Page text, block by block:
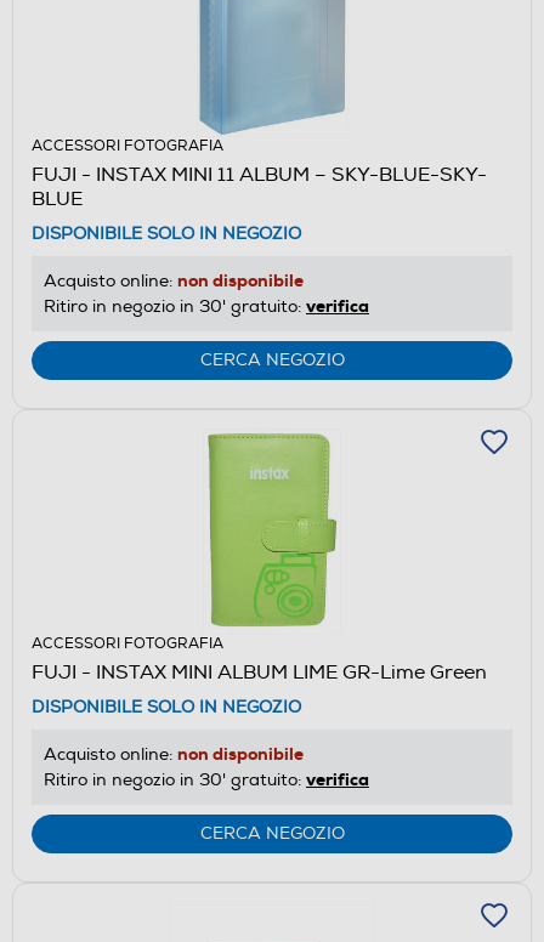
ACCESSORI FOTOGRAFIA
FUJI - INSTAX MINI 11 ALBUM – SKY-BLUE-SKY-
BLUE
DISPONIBILE SOLO IN NEGOZIO
Acquisto online: non disponibile
Ritiro in negozio in 30' gratuito: verifica
CERCA NEGOZIO
ACCESSORI FOTOGRAFIA
FUJI - INSTAX MINI ALBUM LIME GR-Lime Green
DISPONIBILE SOLO IN NEGOZIO
Acquisto online: non disponibile
Ritiro in negozio in 30' gratuito: verifica
CERCA NEGOZIO